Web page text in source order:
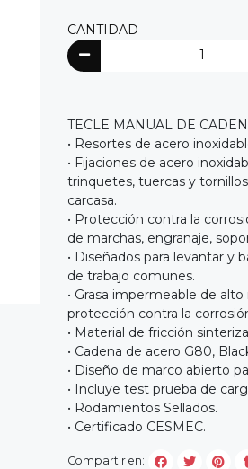
CANTIDAD
TECLE MANUAL DE
• Resortes de acero
• Fijaciones de acero
trinquetes, tuercas y
carcasa.
• Protección contra la
de marchas, engranaje,
• Diseñados para levantar y
de trabajo comunes.
• Grasa impermeable de
protección contra la
• Material de fricción
• Cadena de acero G80,
• Diseño de marco abierto
• Incluye test prueba de
• Rodamientos Sellados.
• Certificado CESMEC.
Compartir en: